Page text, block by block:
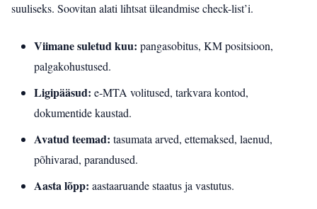
suuliseks. Soovitan alati lihtsat üleandmise check-list’i.
Viimane suletud kuu: pangasobitus, KM positsioon,
palgakohustused.
Ligipääsud: e‑MTA volitused, tarkvara kontod,
dokumentide kaustad.
Avatud teemad: tasumata arved, ettemaksed, laenud,
põhivarad, parandused.
Aasta lõpp: aastaaruande staatus ja vastutus.